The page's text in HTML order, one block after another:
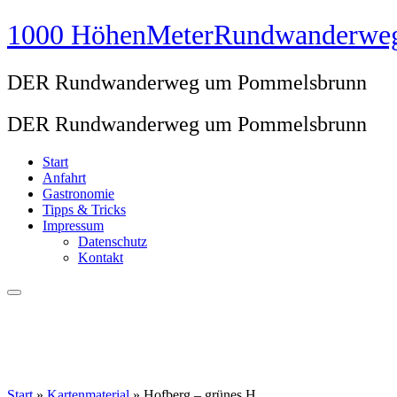
Zum
Inhalt
1000
DER Rundwanderweg um Pommelsbrunn
DER Rundwanderweg um Pommelsbrunn
Start
Anfahrt
Gastronomie
Tipps & Tricks
Impressum
Datenschutz
Kontakt